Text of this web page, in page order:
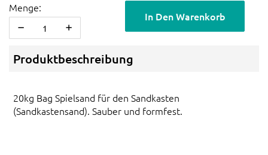
Menge:
In Den Warenkorb
Produktbeschreibung
20kg Bag Spielsand für den Sandkasten
(Sandkastensand). Sauber und formfest.